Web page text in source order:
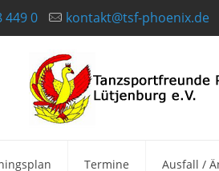
449 0 kontakt@tsf-phoenix.de
Termine Ausfall /